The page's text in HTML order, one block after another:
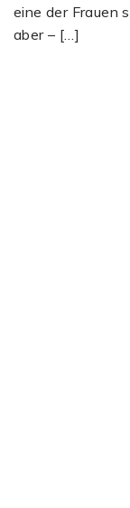
eine der Frauen
aber – […]